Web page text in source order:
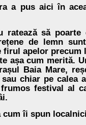
a pus aici în
să poarte
de lemn
firul apelor precum
așa cum merită.
Baia Mare,
chiar pe calea
festival al
cum îi spun